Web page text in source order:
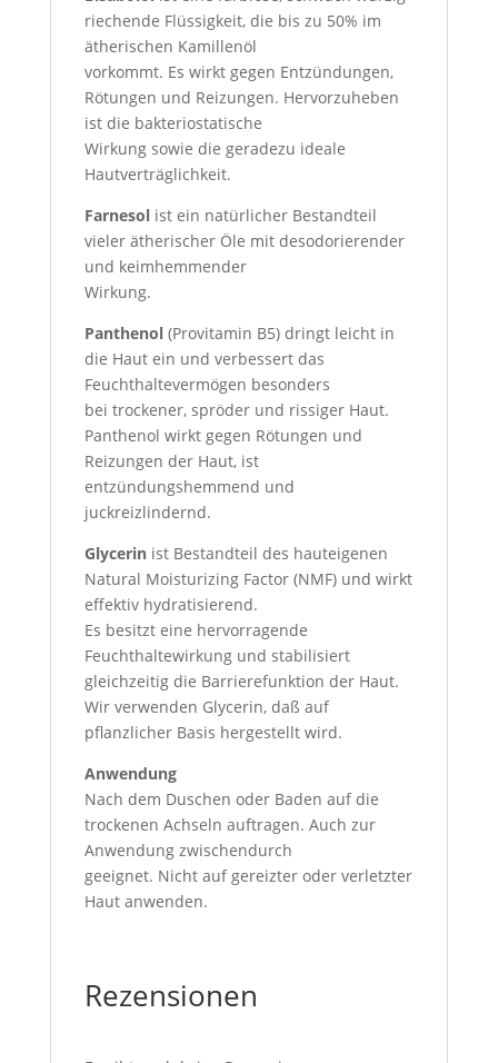
riechende Flüssigkeit, die bis zu 50% im
ätherischen Kamillenöl
vorkommt. Es wirkt gegen Entzündungen,
Rötungen und Reizungen. Hervorzuheben
ist die bakteriostatische
Wirkung sowie die geradezu ideale
Hautverträglichkeit.
Farnesolist ein natürlicher Bestandteil
vieler ätherischer Öle mit desodorierender
und keimhemmender
Wirkung.
Panthenol(Provitamin B5) dringt leicht in
die Haut ein und verbessert das
Feuchthaltevermögen besonders
bei trockener, spröder und rissiger Haut.
Panthenol wirkt gegen Rötungen und
Reizungen der Haut, ist
entzündungshemmend und
juckreizlindernd.
Glycerinist Bestandteil des hauteigenen
Natural Moisturizing Factor (NMF) und wirkt
effektiv hydratisierend.
Es besitzt eine hervorragende
Feuchthaltewirkung und stabilisiert
gleichzeitig die Barrierefunktion der Haut.
Wir verwenden Glycerin, daß auf
pflanzlicher Basis hergestellt wird.
Anwendung
Nach dem Duschen oder Baden auf die
trockenen Achseln auftragen. Auch zur
Anwendung zwischendurch
geeignet. Nicht auf gereizter oder verletzter
Haut anwenden.
Rezensionen